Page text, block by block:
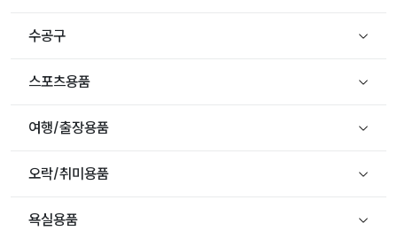
수공구
스포츠용품
여행/출장용품
오락/취미용품
욕실용품